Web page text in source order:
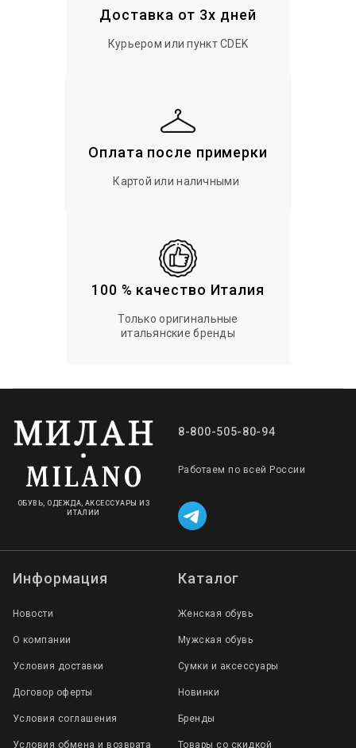
Доставка от 3х дней
Курьером или пункт CDEK
Оплата после примерки
Картой или наличными
100 % качество Италия
Только оригинальные
итальянские бренды
ОБУВЬ, ОДЕЖДА, АКСЕССУАРЫ ИЗ
ИТАЛИИ
8-800-505-80-94
Работаем по всей России
Информация
Новости
О компании
Условия доставки
Договор оферты
Условия соглашения
Условия обмена и возврата
Каталог
Женская обувь
Мужская обувь
Сумки и аксессуары
Новинки
Бренды
Товары со скидкой